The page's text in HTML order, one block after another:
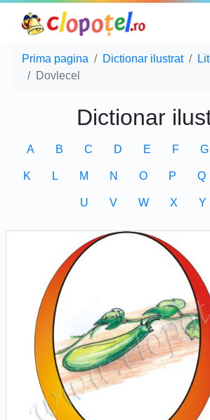
Prima pagina Dictionar ilustrat
Dovlecel
Dictionar
A B C D E F G
K L M N O P Q
U V W X Y